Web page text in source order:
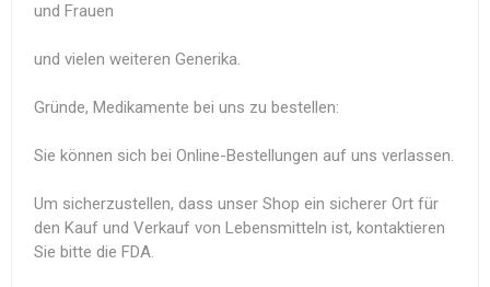
und Frauen
und vielen weiteren Generika.
Gründe, Medikamente bei uns zu bestellen:
Sie können sich bei Online-Bestellungen auf uns verlassen.
Um sicherzustellen, dass unser Shop ein sicherer Ort für
den Kauf und Verkauf von Lebensmitteln ist, kontaktieren
Sie bitte die FDA.